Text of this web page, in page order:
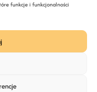
funkcje i funkcjonalności
Polityki